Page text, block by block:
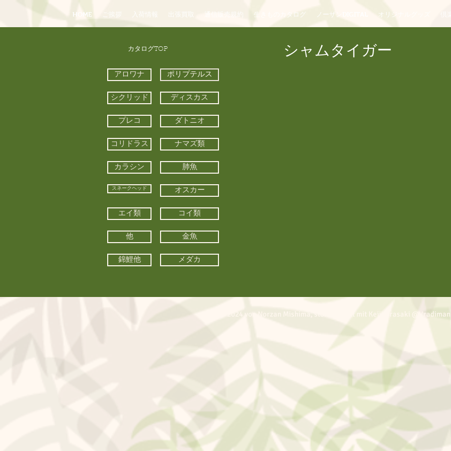
HOME ご挨拶 入荷情報 出張買取 通信販売規約 生きものカタログ ノーザンDIGITAL オリジナルグッズ
​カタログTOP
アロワナ ポリプテルス
シクリッド ディスカス
プレコ ダトニオ
コリドラス ナマズ類
カラシン 肺魚
スネークヘッド オスカー
エイ類 コイ類
他 金魚
錦鯉他 メダカ
シャムタイガー
© 2024 von Norzan Mishima, stolz erstellt mit Keiji Urasaki